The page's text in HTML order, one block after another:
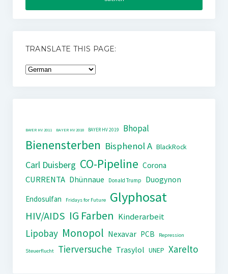
TRANSLATE THIS PAGE:
BAYER HV 2011 BAYER HV 2018 BAYER HV 2019 Bhopal
Bienensterben Bisphenol A BlackRock
Carl Duisberg CO-Pipeline Corona
CURRENTA Dhünnaue Donald Trump
Duogynon
Endosulfan
Fridays for Future Glyphosat
HIV/AIDS IG Farben Kinderarbeit
Lipobay Monopol Nexavar PCB Repression
Steuerflucht Tierversuche Trasylol UNEP Xarelto